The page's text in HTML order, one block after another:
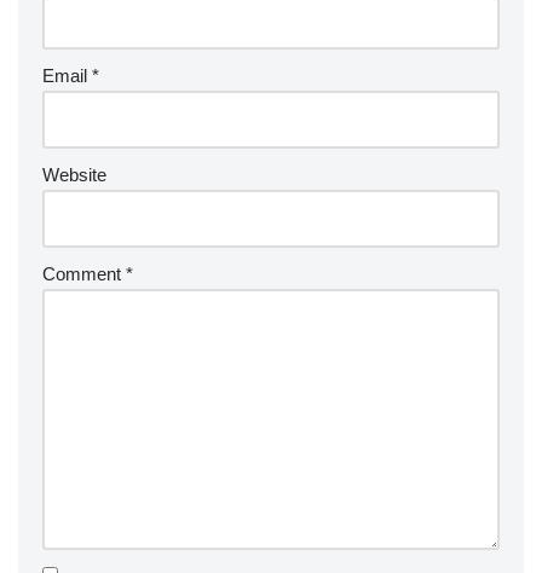
Email *
Website
Comment *